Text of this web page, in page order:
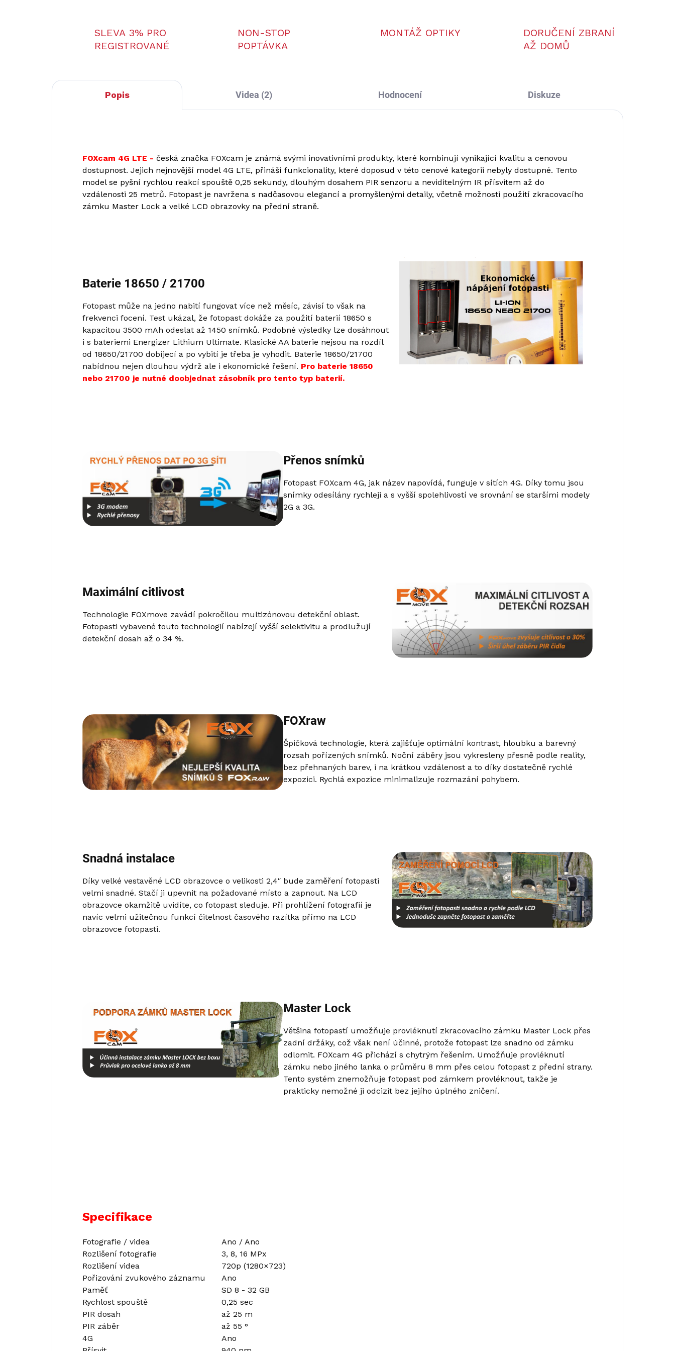
SLEVA 3% PRO
REGISTROVANÉ
NON-STOP
POPTÁVKA
MONTÁŽ OPTIKY
DORUČENÍ ZBRANÍ
AŽ DOMŮ
Popis Videa (2) Hodnocení Diskuze
FOXcam 4G LTE - česká značka FOXcam je známá svými inovativními produkty, které kombinují vynikající kvalitu a cenovou
dostupnost. Jejich nejnovější model 4G LTE, přináší funkcionality, které doposud v této cenové kategorii nebyly dostupné. Tento
model se pyšní rychlou reakcí spouště 0,25 sekundy, dlouhým dosahem PIR senzoru a neviditelným IR přísvitem až do
vzdálenosti 25 metrů. Fotopast je navržena s nadčasovou elegancí a promyšlenými detaily, včetně možnosti použití zkracovacího
zámku Master Lock a velké LCD obrazovky na přední straně.
Baterie 18650 / 21700
Fotopast může na jedno nabití fungovat více než měsíc, závisí to však na
frekvenci focení. Test ukázal, že fotopast dokáže za použití baterií 18650 s
kapacitou 3500 mAh odeslat až 1450 snímků. Podobné výsledky lze dosáhnout
i s bateriemi Energizer Lithium Ultimate. Klasické AA baterie nejsou na rozdíl
od 18650/21700 dobíjecí a po vybití je třeba je vyhodit. Baterie 18650/21700
nabídnou nejen dlouhou výdrž ale i ekonomické řešení. Pro baterie 18650
nebo 21700 je nutné doobjednat zásobník pro tento typ baterií.
Přenos snímků
Fotopast FOXcam 4G, jak název napovídá, funguje v sítích 4G. Díky tomu jsou
snímky odesílány rychleji a s vyšší spolehlivostí ve srovnání se staršími modely
2G a 3G.
Maximální citlivost
Technologie FOXmove zavádí pokročilou multizónovou detekční oblast.
Fotopasti vybavené touto technologií nabízejí vyšší selektivitu a prodlužují
detekční dosah až o 34 %.
FOXraw
Špičková technologie, která zajišťuje optimální kontrast, hloubku a barevný
rozsah pořízených snímků. Noční záběry jsou vykresleny přesně podle reality,
bez přehnaných barev, i na krátkou vzdálenost a to díky dostatečně rychlé
expozici. Rychlá expozice minimalizuje rozmazání pohybem.
Snadná instalace
Díky velké vestavěné LCD obrazovce o velikosti 2,4″ bude zaměření fotopasti
velmi snadné. Stačí ji upevnit na požadované místo a zapnout. Na LCD
obrazovce okamžitě uvidíte, co fotopast sleduje. Při prohlížení fotografií je
navíc velmi užitečnou funkcí čitelnost časového razítka přímo na LCD
obrazovce fotopasti.
Master Lock
Většina fotopastí umožňuje provléknutí zkracovacího zámku Master Lock přes
zadní držáky, což však není účinné, protože fotopast lze snadno od zámku
odlomit. FOXcam 4G přichází s chytrým řešením. Umožňuje provléknutí
zámku nebo jiného lanka o průměru 8 mm přes celou fotopast z přední strany.
Tento systém znemožňuje fotopast pod zámkem provléknout, takže je
prakticky nemožné ji odcizit bez jejího úplného zničení.
Specifikace
Fotografie / videa
Ano / Ano
Rozlišení fotografie
3, 8, 16 MPx
Rozlišení videa
720p (1280×723)
Pořizování zvukového záznamu
Ano
Paměť
SD 8 - 32 GB
Rychlost spouště
0,25 sec
PIR dosah
až 25 m
PIR záběr
až 55 °
4G
Ano